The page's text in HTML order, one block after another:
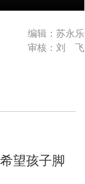
编辑：苏永乐
审核：刘 飞
望孩子脚